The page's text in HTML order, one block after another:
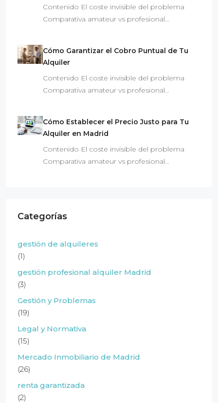
Contenido El coste invisible del problema
Comparativa amateur vs profesional…
Cómo Garantizar el Cobro Puntual de Tu
Alquiler
Contenido El coste invisible del problema
Comparativa amateur vs profesional…
Cómo Establecer el Precio Justo para Tu
Alquiler en Madrid
Contenido El coste invisible del problema
Comparativa amateur vs profesional…
Categorías
gestión de alquileres
(1)
gestión profesional alquiler Madrid
(3)
Gestión y Problemas
(19)
Legal y Normativa
(15)
Mercado Inmobiliario de Madrid
(26)
renta garantizada
(2)